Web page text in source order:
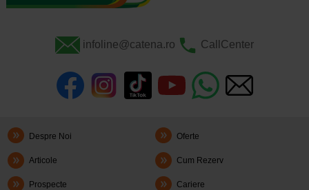
infoline@catena.ro CallCenter
Despre Noi Oferte
Articole Cum Rezerv
Prospecte Cariere